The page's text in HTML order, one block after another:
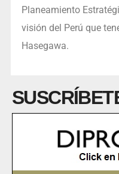
Planeamiento
visión del Perú que
Hasegawa.